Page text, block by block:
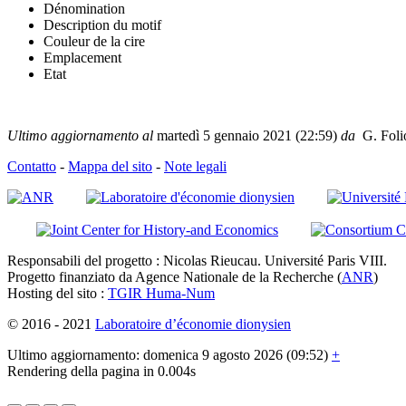
Dénomination
Description du motif
Couleur de la cire
Emplacement
Etat
Ultimo aggiornamento al martedì 5 gennaio 2021 (22:59) da G.
Contatto - Mappa del sito - Note legali
Responsabili del progetto : Nicolas Rieucau. Université Paris VIII.
Progetto finanziato da Agence Nationale de la Recherche (ANR)
Hosting del sito : TGIR Huma-Num
© 2016 - 2021 Laboratoire d’économie dionysien
Ultimo aggiornamento: domenica 9 agosto 2026 (09:52) +
Rendering della pagina in 0.004s